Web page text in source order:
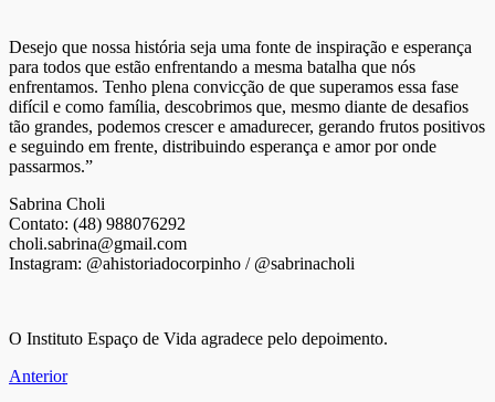
Desejo que nossa história seja uma fonte de inspiração e esperança
para todos que estão enfrentando a mesma batalha que nós
enfrentamos. Tenho plena convicção de que superamos essa fase
difícil e como família, descobrimos que, mesmo diante de desafios
tão grandes, podemos crescer e amadurecer, gerando frutos positivos
e seguindo em frente, distribuindo esperança e amor por onde
passarmos.”
Sabrina Choli
Contato: (48) 988076292
choli.sabrina@gmail.com
Instagram: @ahistoriadocorpinho / @sabrinacholi
O Instituto Espaço de Vida agradece pelo depoimento.
Anterior